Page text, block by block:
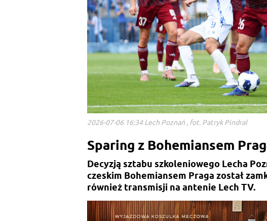
2026-07-06 16:34 Lech Poznań , fot. Patryk Pindral
Sparing z Bohemiansem
Decyzją sztabu szkoleniowego Lecha
czeskim Bohemiansem Praga został
również transmisji na antenie Lech TV.